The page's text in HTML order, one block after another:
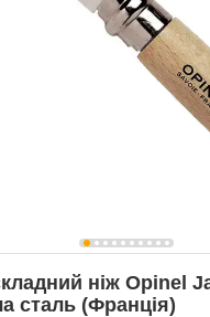
ніж Opinel
сталь (Франція)